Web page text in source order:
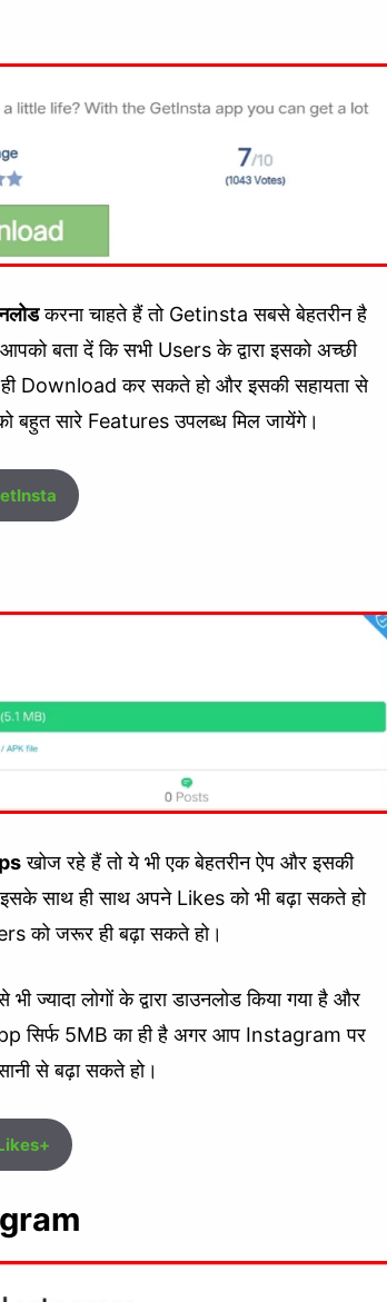
करना चाहते हैं तो Getinsta सबसे बेहतरीन है
बता दें कि सभी Users के द्वारा इसको अच्छी
Download कर सकते हो और इसकी सहायता से
सारे Features उपलब्ध मिल जायेंगे।
खोज रहे हैं तो ये भी एक बेहतरीन ऐप और इसकी
साथ ही साथ अपने Likes को भी बढ़ा सकते हो
को जरूर ही बढ़ा सकते हो।
ज्यादा लोगों के द्वारा डाउनलोड किया गया है और
सिर्फ 5MB का ही है अगर आप Instagram पर
से बढ़ा सकते हो।